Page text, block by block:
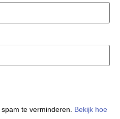
te verminderen. Bekijk hoe